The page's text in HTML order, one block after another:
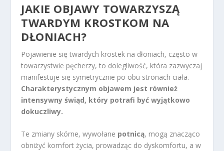
JAKIE OBJAWY TOWARZYSZĄ
TWARDYM KROSTKOM NA
DŁONIACH?
Pojawienie się twardych krostek na dłoniach, często w
towarzystwie pęcherzy, to dolegliwość, która zazwyczaj
manifestuje się symetrycznie po obu stronach ciała.
Charakterystycznym objawem jest również
intensywny świąd, który potrafi być wyjątkowo
dokuczliwy.
Te zmiany skórne, wywołane potnicą, mogą znacząco
obniżyć komfort życia, prowadząc do dyskomfortu, a w